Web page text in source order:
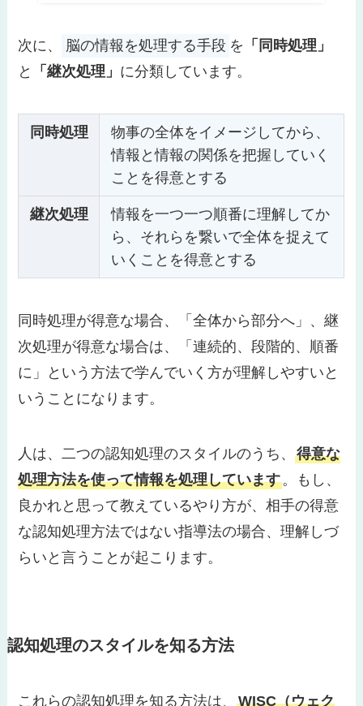
次に、 脳の情報を処理する手段 を 「同時処理」
と
「継次処理」 に分類しています。
同時処理
物事の全体をイメージしてから、
情報と情報の関係を把握していく
ことを得意とする
継次処理
情報を一つ一つ順番に理解してか
ら、それらを繋いで全体を捉えて
いくことを得意とする
同時処理が得意な場合、「全体から部分へ」、継
次処理が得意な場合は、「連続的、段階的、順番
に」という方法で学んでいく方が理解しやすいと
いうことになります。
人は、二つの認知処理のスタイルのうち、得意な
処理方法を使って情報を処理しています。もし、
良かれと思って教えているやり方が、相手の得意
な認知処理方法ではない指導法の場合、理解しづ
らいと言うことが起こります。
認知処理のスタイルを知る方法
これらの認知処理を知る方法は、WISC（ウェク